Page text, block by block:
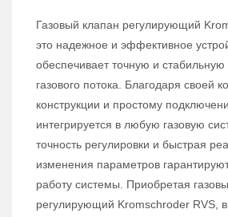
Газовый клапан регулирующий
это надежное и эффективное
обеспечивает точную и стабильную
газового потока. Благодаря своей
конструкции и простому
интегрируется в любую газовую
точность регулировки и быстрая
изменения параметров
работу системы. Приобретая
регулирующий Kromschroder RVS,